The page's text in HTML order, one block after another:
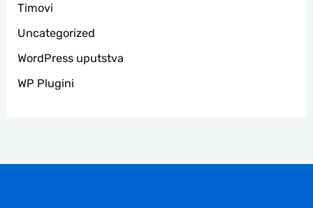
Timovi
Uncategorized
WordPress uputstva
WP Plugini